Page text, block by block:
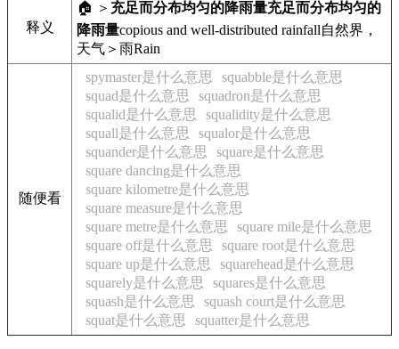
释义
🏠 ＞ 充足而分布均匀的降雨量充足而分布均匀的
降雨量copious and well-distributed rainfall自然界，
天气＞雨Rain
随便看
spymaster是什么意思
squabble是什么意思
squad是什么意思
squadron是什么意思
squalid是什么意思
squalidity是什么意思
squall是什么意思
squalor是什么意思
squander是什么意思
square是什么意思
square dancing是什么意思
square kilometre是什么意思
square measure是什么意思
square metre是什么意思
square mile是什么意思
square off是什么意思
square root是什么意思
square up是什么意思
squarehead是什么意思
squarely是什么意思
squares是什么意思
squash是什么意思
squash court是什么意思
squat是什么意思
squatter是什么意思